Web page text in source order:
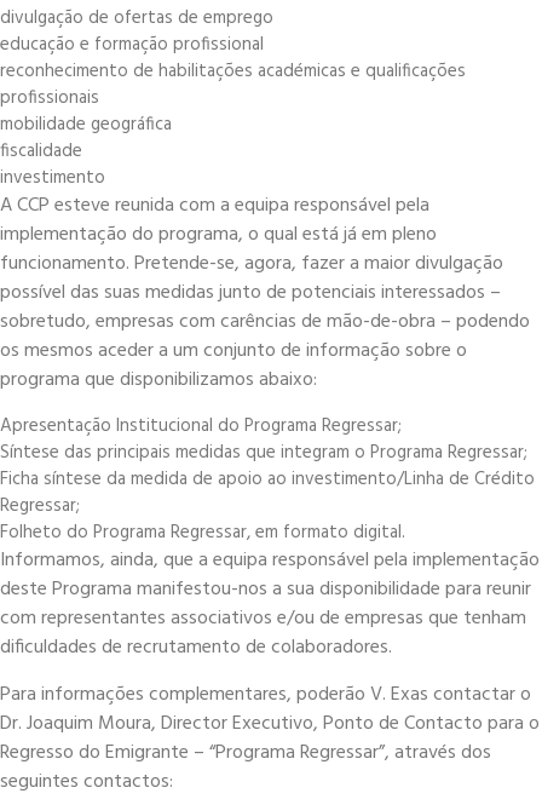
divulgação de ofertas de emprego
educação e formação profissional
reconhecimento de habilitações académicas e qualificações
profissionais
mobilidade geográfica
fiscalidade
investimento
A CCP esteve reunida com a equipa responsável pela
implementação do programa, o qual está já em pleno
funcionamento. Pretende-se, agora, fazer a maior divulgação
possível das suas medidas junto de potenciais interessados –
sobretudo, empresas com carências de mão-de-obra – podendo
os mesmos aceder a um conjunto de informação sobre o
programa que disponibilizamos abaixo:
Apresentação Institucional do Programa Regressar;
Síntese das principais medidas que integram o Programa Regressar;
Ficha síntese da medida de apoio ao investimento/Linha de Crédito
Regressar;
Folheto do Programa Regressar, em formato digital.
Informamos, ainda, que a equipa responsável pela implementação
deste Programa manifestou-nos a sua disponibilidade para reunir
com representantes associativos e/ou de empresas que tenham
dificuldades de recrutamento de colaboradores.
Para informações complementares, poderão V. Exas contactar o
Dr. Joaquim Moura, Director Executivo, Ponto de Contacto para o
Regresso do Emigrante – “Programa Regressar”, através dos
seguintes contactos: